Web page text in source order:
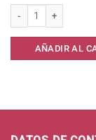
AÑADIR AL